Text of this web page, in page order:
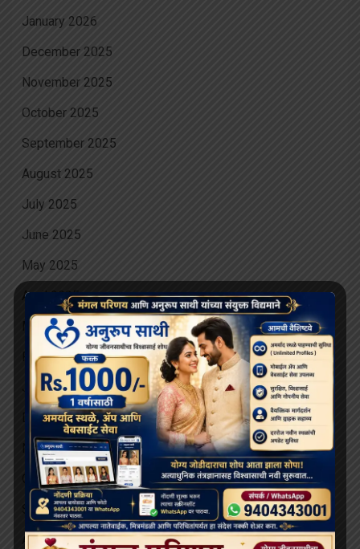
January 2026
December 2025
November 2025
October 2025
September 2025
August 2025
July 2025
June 2025
May 2025
April 2025
March 2025
February 2025
January 2025
December 2024
November 2024
October 2024
September 2024
August 2024